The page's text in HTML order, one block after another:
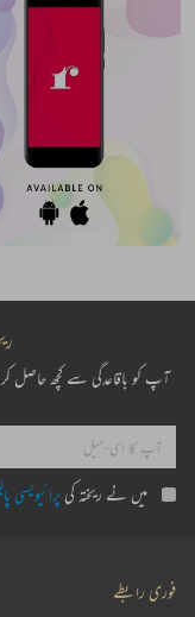
آپ کو باقاعدگی سے کچھ حاصل
میں نے ریختہ کی پرائیویسی
فوری رابطے